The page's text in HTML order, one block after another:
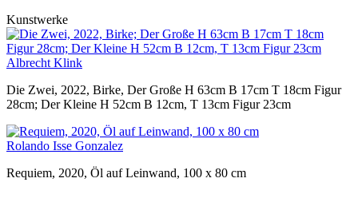
Kunstwerke
Albrecht Klink
Die Zwei, 2022, Birke, Der Große H 63cm B 17cm T 18cm Figur
28cm; Der Kleine H 52cm B 12cm, T 13cm Figur 23cm
Rolando Isse Gonzalez
Requiem, 2020, Öl auf Leinwand, 100 x 80 cm